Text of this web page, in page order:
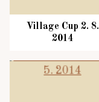
Village Cup 2. 8.
2014